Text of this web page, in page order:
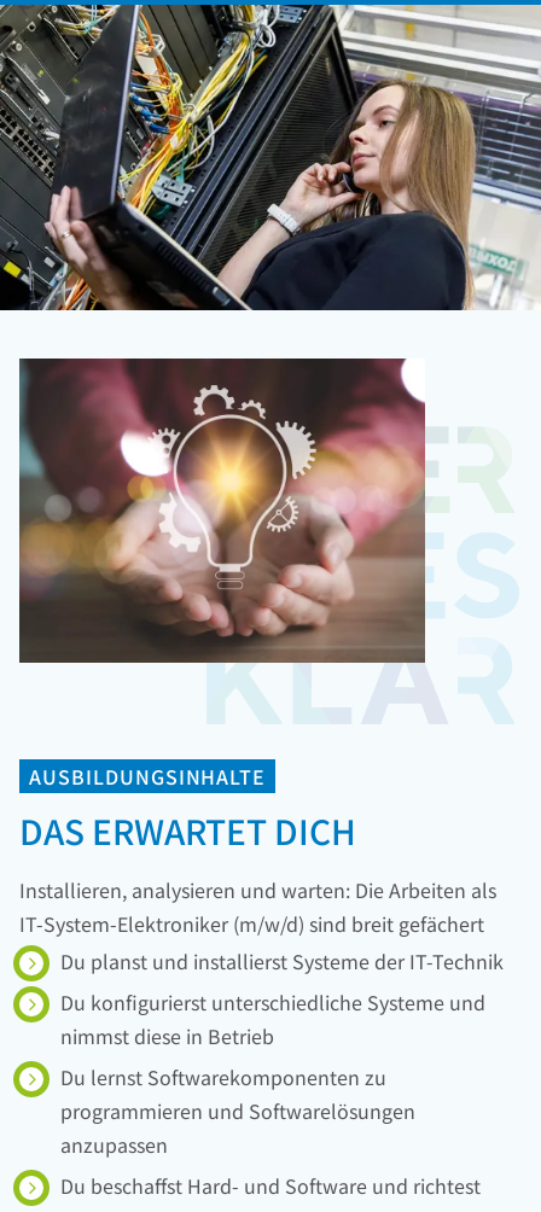
AUSBILDUNGSINHALTE
DAS ERWARTET DICH
Installieren, analysieren und warten: Die Arbeiten als
IT-System-Elektroniker (m/w/d) sind breit gefächert
Du planst und installierst Systeme der IT-Technik
Du konfigurierst unterschiedliche Systeme und
nimmst diese in Betrieb
Du lernst Softwarekomponenten zu
programmieren und Softwarelösungen
anzupassen
Du beschaffst Hard- und Software und richtest